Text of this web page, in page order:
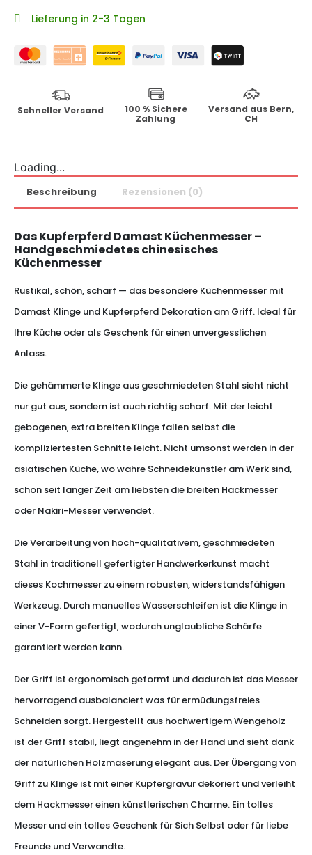
Lieferung in 2-3 Tagen
Schneller Versand
100 % Sichere
Zahlung
Versand aus Bern,
CH
Loading...
Beschreibung Rezensionen (0)
Das Kupferpferd Damast Küchenmesser –
Handgeschmiedetes chinesisches
Küchenmesser
Rustikal, schön, scharf — das besondere Küchenmesser mit
Damast Klinge und Kupferpferd Dekoration am Griff. Ideal für
Ihre Küche oder als Geschenk für einen unvergesslichen
Anlass.
Die gehämmerte Klinge aus geschmiedeten Stahl sieht nicht
nur gut aus, sondern ist auch richtig scharf. Mit der leicht
gebogenen, extra breiten Klinge fallen selbst die
kompliziertesten Schnitte leicht. Nicht umsonst werden in der
asiatischen Küche, wo wahre Schneidekünstler am Werk sind,
schon seit langer Zeit am liebsten die breiten Hackmesser
oder Nakiri-Messer verwendet.
Die Verarbeitung von hoch-qualitativem, geschmiedeten
Stahl in traditionell gefertigter Handwerkerkunst macht
dieses Kochmesser zu einem robusten, widerstandsfähigen
Werkzeug. Durch manuelles Wasserschleifen ist die Klinge in
einer V-Form gefertigt, wodurch unglaubliche Schärfe
garantiert werden kann.
Der Griff ist ergonomisch geformt und dadurch ist das Messer
hervorragend ausbalanciert was für ermüdungsfreies
Schneiden sorgt. Hergestellt aus hochwertigem Wengeholz
ist der Griff stabil, liegt angenehm in der Hand und sieht dank
der natürlichen Holzmaserung elegant aus. Der Übergang von
Griff zu Klinge ist mit einer Kupfergravur dekoriert und verleiht
dem Hackmesser einen künstlerischen Charme. Ein tolles
Messer und ein tolles Geschenk für Sich Selbst oder für liebe
Freunde und Verwandte.